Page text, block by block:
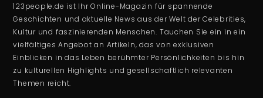
123people.de ist Ihr Online-Magazin für spannende
Geschichten und aktuelle News aus der Welt der Celebrities,
Kultur und faszinierenden Menschen. Tauchen Sie ein in ein
vielfältiges Angebot an Artikeln, das von exklusiven
Einblicken in das Leben berühmter Persönlichkeiten bis hin
zu kulturellen Highlights und gesellschaftlich relevanten
Themen reicht.